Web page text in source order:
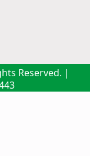
Reserved. |